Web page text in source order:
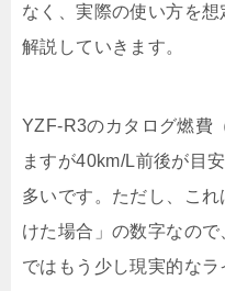
なく、実際の使い方を
解説していきます。
YZF-R3のカタログ燃費
ますが40km/L前後が目
多いです。ただし、こ
けた場合」の数字なの
ではもう少し現実的な